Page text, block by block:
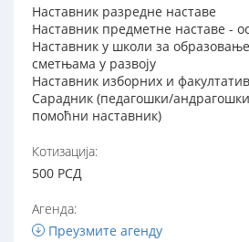
Наставник разредне наставе
Наставник предметне наставе -
Наставник у школи за
сметњама у развоју
Наставник изборних и
Сарадник (педагошки/
помоћни наставник)
Котизација:
500 РСД
Агенда:
Преузмите агенду